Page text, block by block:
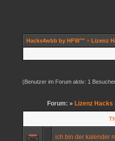
Hacks4wbb by HFW™ » Lizenz
(Benutzer im Forum aktiv: 1
Forum: » Lizenz Hacks
ich bin der kalender